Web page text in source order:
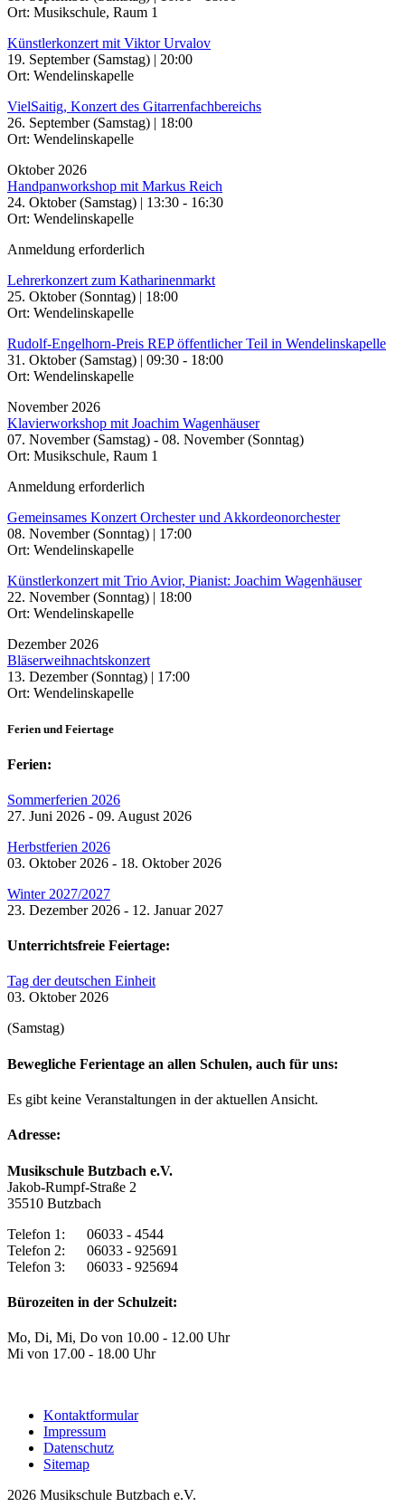
Ort: Musikschule, Raum 1
Künstlerkonzert mit Viktor Urvalov
19. September (Samstag) | 20:00
Ort: Wendelinskapelle
VielSaitig, Konzert des Gitarrenfachbereichs
26. September (Samstag) | 18:00
Ort: Wendelinskapelle
Oktober 2026
Handpanworkshop mit Markus Reich
24. Oktober (Samstag) | 13:30 - 16:30
Ort: Wendelinskapelle
Anmeldung erforderlich
Lehrerkonzert zum Katharinenmarkt
25. Oktober (Sonntag) | 18:00
Ort: Wendelinskapelle
Rudolf-Engelhorn-Preis REP öffentlicher Teil in Wendelinskapelle
31. Oktober (Samstag) | 09:30 - 18:00
Ort: Wendelinskapelle
November 2026
Klavierworkshop mit Joachim Wagenhäuser
07. November (Samstag) - 08. November (Sonntag)
Ort: Musikschule, Raum 1
Anmeldung erforderlich
Gemeinsames Konzert Orchester und Akkordeonorchester
08. November (Sonntag) | 17:00
Ort: Wendelinskapelle
Künstlerkonzert mit Trio Avior, Pianist: Joachim Wagenhäuser
22. November (Sonntag) | 18:00
Ort: Wendelinskapelle
Dezember 2026
Bläserweihnachtskonzert
13. Dezember (Sonntag) | 17:00
Ort: Wendelinskapelle
Ferien und Feiertage
Ferien:
Sommerferien 2026
27. Juni 2026 - 09. August 2026
Herbstferien 2026
03. Oktober 2026 - 18. Oktober 2026
Winter 2027/2027
23. Dezember 2026 - 12. Januar 2027
Unterrichtsfreie Feiertage:
Tag der deutschen Einheit
03. Oktober 2026
(Samstag)
Bewegliche Ferientage an allen Schulen, auch für uns:
Es gibt keine Veranstaltungen in der aktuellen Ansicht.
Adresse:
Musikschule Butzbach e.V.
Jakob-Rumpf-Straße 2
35510 Butzbach
Telefon 1: 06033 - 4544
Telefon 2: 06033 - 925691
Telefon 3: 06033 - 925694
Bürozeiten in der Schulzeit:
Mo, Di, Mi, Do von 10.00 - 12.00 Uhr
Mi von 17.00 - 18.00 Uhr
Kontaktformular
Impressum
Datenschutz
Sitemap
2026 Musikschule Butzbach e.V.